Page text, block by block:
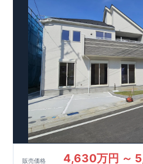
販売価格 4,630万円 ～